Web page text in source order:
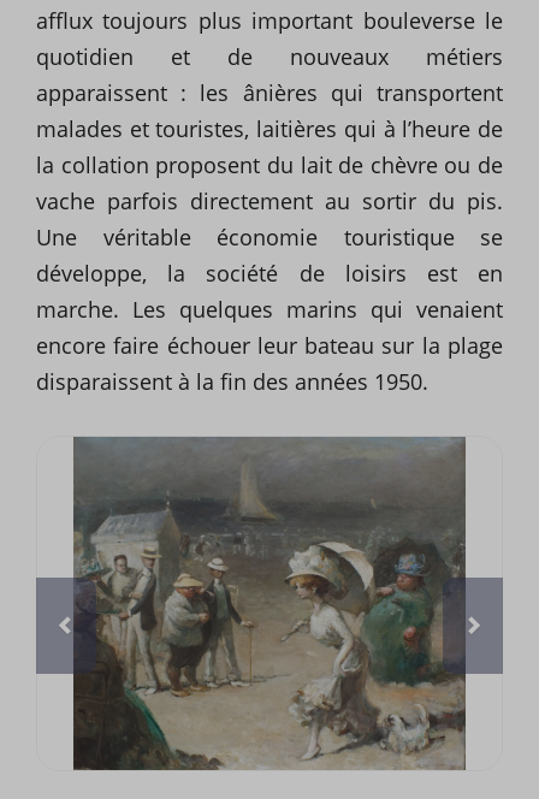
afflux toujours plus important bouleverse le
quotidien et de nouveaux métiers
apparaissent : les ânières qui transportent
malades et touristes, laitières qui à l’heure de
la collation proposent du lait de chèvre ou de
vache parfois directement au sortir du pis.
Une véritable économie touristique se
développe, la société de loisirs est en
marche. Les quelques marins qui venaient
encore faire échouer leur bateau sur la plage
disparaissent à la fin des années 1950.